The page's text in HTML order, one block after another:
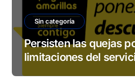
Sin categoría
Persisten las quejas
limitaciones del